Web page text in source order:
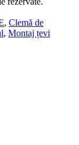
, Clemă de
, Montaj țevi